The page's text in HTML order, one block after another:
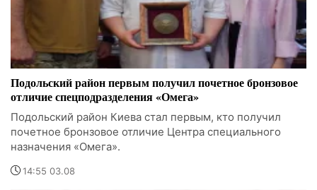
Подольский район первым получил почетное бронзовое
отличие спецподразделения «Омега»
Подольский район Киева стал первым, кто получил
почетное бронзовое отличие Центра специального
назначения «Омега».
14:55 03.08